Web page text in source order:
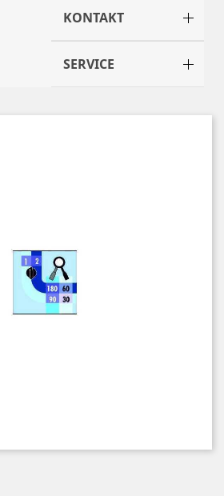
KONTAKT
SERVICE